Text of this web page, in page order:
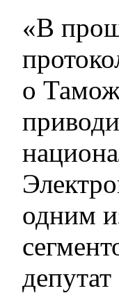
«В
о
одним